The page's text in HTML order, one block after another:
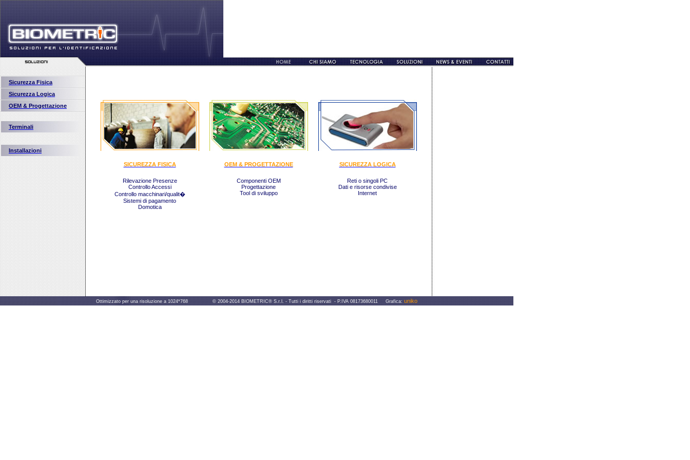
Sicurezza Fisica
Sicurezza Logica
OEM & Progettazione
Terminali
Installazioni
SICUREZZA FISICA OEM & PROGETTAZIONE SICUREZZA LOGICA
Rilevazione Presenze
Controllo Accessi
Controllo macchinari/qualit�
Sistemi di pagamento
Domotica
Componenti OEM
Progettazione
Tool di sviluppo
Reti o singoli PC
Dati e risorse condivise
Internet
Ottimizzato per una risoluzione a 1024*768 © 2004-2014 BIOMETRIC® S.r.l. - Tutti i diritti riservati - P.IVA 08173680011 Grafica: uniko